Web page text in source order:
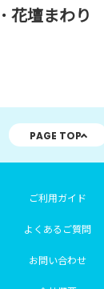
花壇まわり
PAGE TOP
ご利用ガイド
よくあるご質問
お問い合わせ